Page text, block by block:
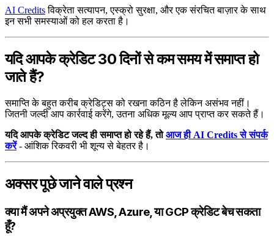
AI Creditsविक्रेता सत्यापन, एस्क्रो सुरक्षा, और एक संरचित बाज़ार के साथ
इन सभी समस्याओं को हल करता है।
यदि आपके क्रेडिट 30 दिनों से कम समय में समाप्त हो
जाते हैं?
समाप्ति के बहुत करीब क्रेडिट्स को रखना कठिन है लेकिन असंभव नहीं।
जितनी जल्दी आप कार्रवाई करेंगे, उतना अधिक मूल्य आप प्राप्त कर सकते हैं।
यदि आपके क्रेडिट जल्द ही समाप्त हो रहे हैं, तोआज ही AI Credits से संपर्क
करें- आंशिक रिकवरी भी शून्य से बेहतर है।
अक्सर पूछे जाने वाले प्रश्न
क्या मैं अपने अप्रयुक्त AWS, Azure, या GCP क्रेडिट बेच सकता
हूँ?